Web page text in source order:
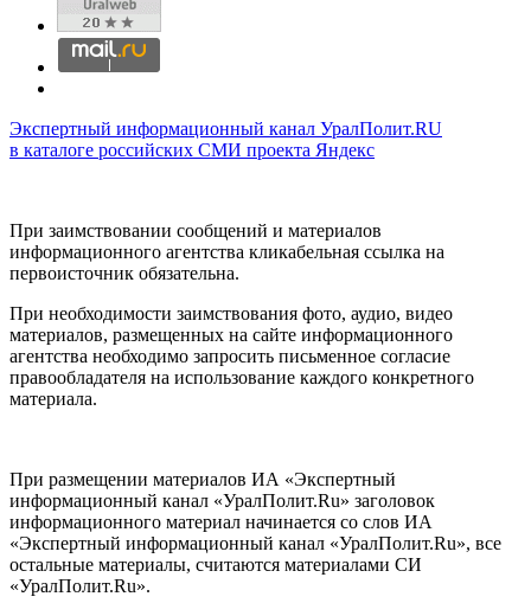
Экспертный информационный канал УралПолит.RU
в каталоге российских СМИ проекта Яндекс
При заимствовании сообщений и материалов
информационного агентства кликабельная ссылка на
первоисточник обязательна.
При необходимости заимствования фото, аудио, видео
материалов, размещенных на сайте информационного
агентства необходимо запросить письменное согласие
правообладателя на использование каждого конкретного
материала.
При размещении материалов ИА «Экспертный
информационный канал «УралПолит.Ru» заголовок
информационного материал начинается со слов ИА
«Экспертный информационный канал «УралПолит.Ru», все
остальные материалы, считаются материалами СИ
«УралПолит.Ru».